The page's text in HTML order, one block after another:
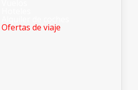
Ofertas de viaje